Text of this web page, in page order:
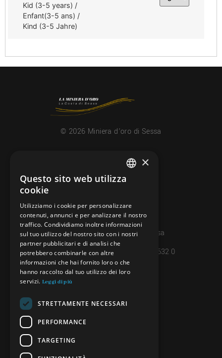
Kid (3-5 years) /
Enfant(3-5 ans) /
Kind (3-5 Jahre)
© 2026 Miniera d’oro di Sessa
CONTATTI
info@minieradoro.ch
079 127 20 80
Casella postale 7, 6997 Sessa
IBAN: CH45 8080 8004 4238 0632 0
GERMAN
ENGLISH
×
Questo sito web utilizza
cookie
Utilizziamo i cookie per personalizzare
contenuti, annunci e per analizzare il nostro
traffico. Condividiamo inoltre informazioni
sul tuo utilizzo del nostro sito con i nostri
partner pubblicitari e di analisi che
potrebbero combinarle con altre
informazioni che hai fornito loro o che
hanno raccolto dal tuo utilizzo dei loro
servizi. Leggi di più
STRETTAMENTE NECESSARI
PERFORMANCE
TARGETING